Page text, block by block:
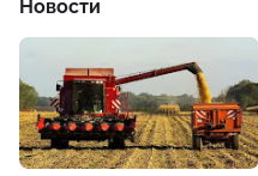
Новости